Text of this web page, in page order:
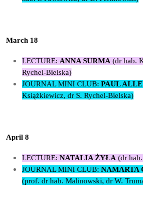
March 18
LECTURE: ANNA SURMA (dr hab.
Rychel-Bielska)
JOURNAL MINI CLUB: PAUL
Książkiewicz, dr S. Rychel-Bielska)
April 8
LECTURE: NATALIA ŻYŁA (dr
JOURNAL MINI CLUB: NAMARTA
(prof. dr hab. Malinowski, dr W.